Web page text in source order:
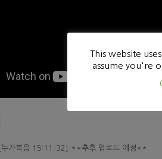
[누가복음 15:11-32] **추후 업로드 예정**
This website
assume you're